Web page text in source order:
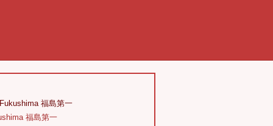
福島第一